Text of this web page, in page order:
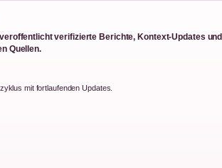
verifizierte Berichte, Kontext-Updates und
Quellen.
mit fortlaufenden Updates.